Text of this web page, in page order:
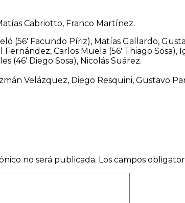
Cabriotto, Franco Martínez.
(56′ Facundo Píriz), Matías Gallardo,
Carlos Muela (56′ Thiago Sosa),
(46′ Diego Sosa), Nicolás Suárez.
Velázquez, Diego Resquini, Gustavo
no será publicada. Los campos